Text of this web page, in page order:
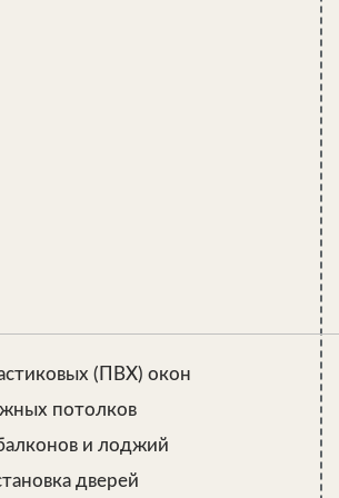
окно в парной, то дешевле и
— деревянное изделие, открывающееся
нужно несколькими слоями:
и специальный лак (для использования в
в парной, и у него нет однозначного
этот дополнительный источник
бани.
отменить?
окно в парилке бани — тема не новая.
этого маленького источника
по соображениям безопасности и
натуральным освещением и
(ПВХ) окон
потолков
и лоджий
дверей